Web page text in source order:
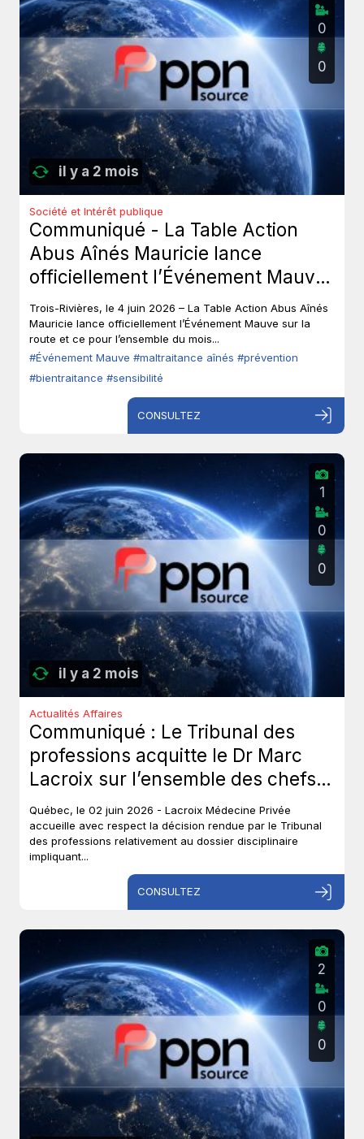
il y a 2 mois
0
0
Société et Intérêt publique
Communiqué - La Table Action
Abus Aînés Mauricie lance
officiellement l’Événement Mauve
sur la route.
Trois-Rivières, le 4 juin 2026 – La Table Action Abus Aînés
Mauricie lance officiellement l’Événement Mauve sur la
route et ce pour l’ensemble du mois...
#Événement Mauve #maltraitance aînés #prévention
#bientraitance #sensibilité
CONSULTEZ
il y a 2 mois
1
0
0
Actualités Affaires
Communiqué : Le Tribunal des
professions acquitte le Dr Marc
Lacroix sur l’ensemble des chefs
et met un terme à près de six ans
de procédures disciplinaires.
Québec, le 02 juin 2026 - Lacroix Médecine Privée
accueille avec respect la décision rendue par le Tribunal
des professions relativement au dossier disciplinaire
impliquant...
CONSULTEZ
2
0
0